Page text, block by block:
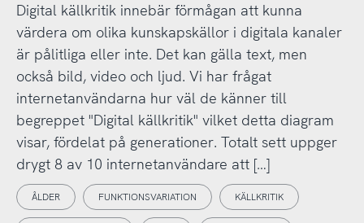
Digital källkritik innebär förmågan att kunna
värdera om olika kunskapskällor i digitala kanaler
är pålitliga eller inte. Det kan gälla text, men
också bild, video och ljud. Vi har frågat
internetanvändarna hur väl de känner till
begreppet "Digital källkritik" vilket detta diagram
visar, fördelat på generationer. Totalt sett uppger
drygt 8 av 10 internetanvändare att […]
ÅLDER FUNKTIONSVARIATION KÄLLKRITIK